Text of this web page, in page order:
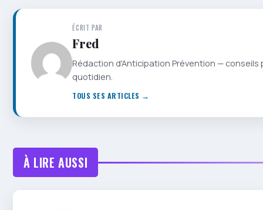
ÉCRIT PAR
Fred
Rédaction d'Anticipation Prévention —
quotidien.
TOUS SES ARTICLES →
À LIRE AUSSI